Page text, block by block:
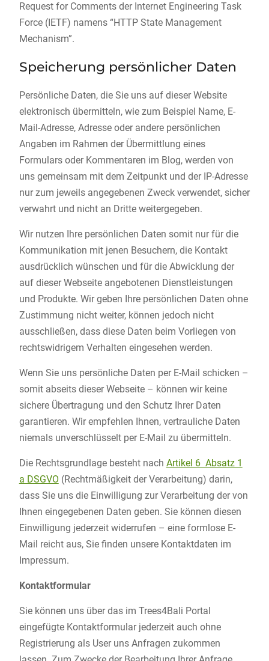
Request for Comments der Internet Engineering Task
Force (IETF) namens “HTTP State Management
Mechanism”.
Speicherung persönlicher Daten
Persönliche Daten, die Sie uns auf dieser Website
elektronisch übermitteln, wie zum Beispiel Name, E-
Mail-Adresse, Adresse oder andere persönlichen
Angaben im Rahmen der Übermittlung eines
Formulars oder Kommentaren im Blog, werden von
uns gemeinsam mit dem Zeitpunkt und der IP-Adresse
nur zum jeweils angegebenen Zweck verwendet, sicher
verwahrt und nicht an Dritte weitergegeben.
Wir nutzen Ihre persönlichen Daten somit nur für die
Kommunikation mit jenen Besuchern, die Kontakt
ausdrücklich wünschen und für die Abwicklung der
auf dieser Webseite angebotenen Dienstleistungen
und Produkte. Wir geben Ihre persönlichen Daten ohne
Zustimmung nicht weiter, können jedoch nicht
ausschließen, dass diese Daten beim Vorliegen von
rechtswidrigem Verhalten eingesehen werden.
Wenn Sie uns persönliche Daten per E-Mail schicken –
somit abseits dieser Webseite – können wir keine
sichere Übertragung und den Schutz Ihrer Daten
garantieren. Wir empfehlen Ihnen, vertrauliche Daten
niemals unverschlüsselt per E-Mail zu übermitteln.
Die Rechtsgrundlage besteht nach Artikel 6 Absatz 1
a DSGVO (Rechtmäßigkeit der Verarbeitung) darin,
dass Sie uns die Einwilligung zur Verarbeitung der von
Ihnen eingegebenen Daten geben. Sie können diesen
Einwilligung jederzeit widerrufen – eine formlose E-
Mail reicht aus, Sie finden unsere Kontaktdaten im
Impressum.
Kontaktformular
Sie können uns über das im Trees4Bali Portal
eingefügte Kontaktformular jederzeit auch ohne
Registrierung als User uns Anfragen zukommen